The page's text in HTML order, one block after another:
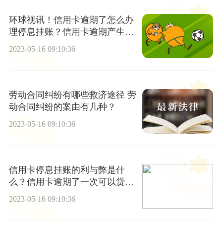
环球视讯！信用卡逾期了怎么办
理停息挂账？信用卡逾期产生的
2023-05-16 09:10:36
劳动合同纠纷有哪些救济途径 劳
动合同纠纷的案由有几种？
2023-05-16 09:10:36
信用卡停息挂账的利与弊是什
么？信用卡逾期了一次可以贷款
买房吗？-今日热闻
2023-05-16 09:10:36